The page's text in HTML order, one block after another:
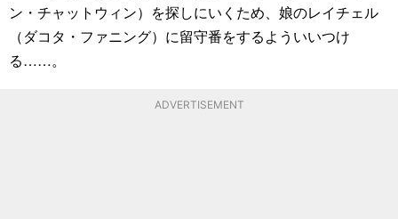
ン・チャットウィン）を探しにいくため、娘のレイチェル
（ダコタ・ファニング）に留守番をするよういいつけ
る……。
ADVERTISEMENT